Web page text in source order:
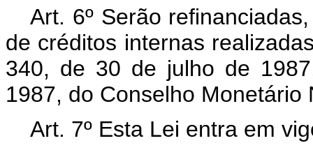
Art. 6º Serão
de créditos internas
340, de 30 de julho de
1987, do Conselho Monetário
Art. 7º Esta Lei entra em